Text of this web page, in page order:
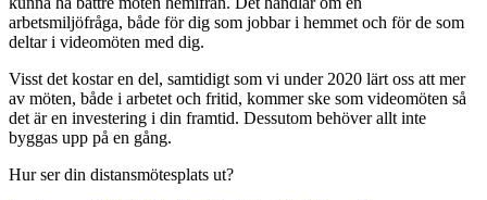
arbetsmiljöfråga, både för dig som jobbar i hemmet och för de som
deltar i videomöten med dig.
Visst det kostar en del, samtidigt som vi under 2020 lärt oss att mer
av möten, både i arbetet och fritid, kommer ske som videomöten så
det är en investering i din framtid. Dessutom behöver allt inte
byggas upp på en gång.
Hur ser din distansmötesplats ut?